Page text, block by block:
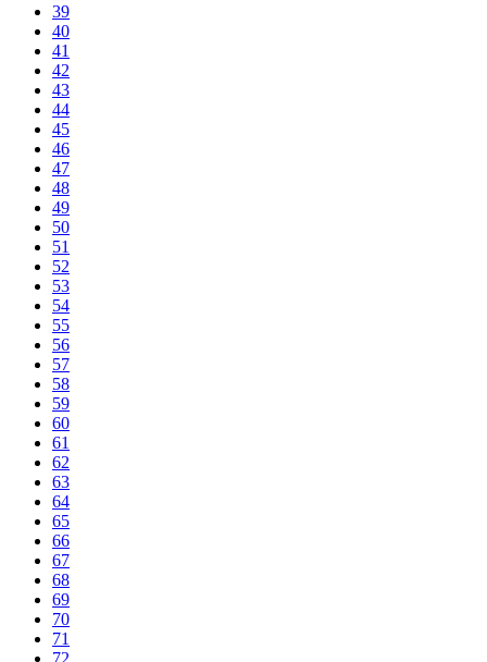
39
40
41
42
43
44
45
46
47
48
49
50
51
52
53
54
55
56
57
58
59
60
61
62
63
64
65
66
67
68
69
70
71
72